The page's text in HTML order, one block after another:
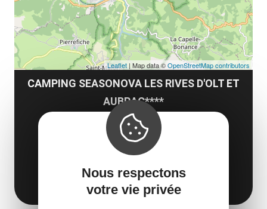
CAMPING SEASONOVA LES RIVES D'OLT ET
AUBRAC****
Route de la Cascade
St-Geniez-d'Olt
12130 Saint-Geniez-d'Olt-et-d'Aubrac
Obtenir l'itinéraire
Leaflet | Map data ©OpenStreetMap contributors
Nous respectons
votre vie privée